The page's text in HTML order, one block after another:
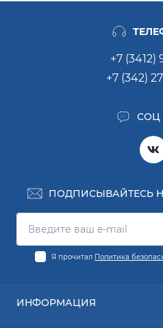
+7 (3412)
+7 (342)
СОЦ
ПОДПИСЫВАЙТЕСЬ
Я прочитал Политика
ИНФОРМАЦИЯ